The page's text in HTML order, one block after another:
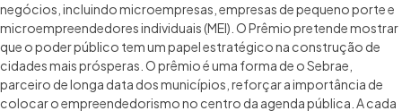
negócios, incluindo microempresas, empresas de pequeno porte e
microempreendedores individuais (MEI). O Prêmio pretende mostrar
que o poder público tem um papel estratégico na construção de
cidades mais prósperas. ​O prêmio é uma forma de o Sebrae,
parceiro de longa data dos municípios, reforçar a importância de
colocar o empreendedorismo no centro da agenda pública. ​A cada